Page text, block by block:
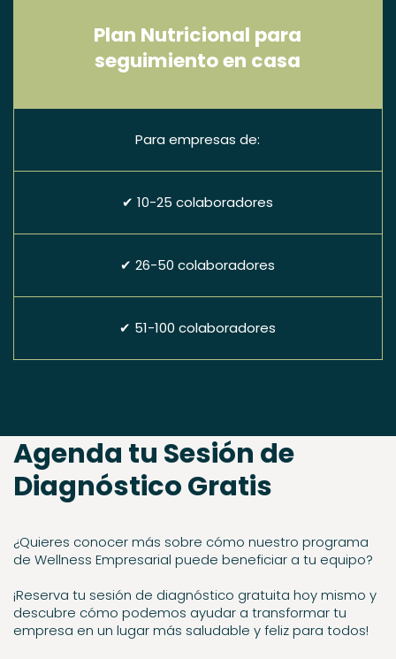
Plan Nutricional para
seguimiento en casa
Para empresas de:
✔ 10-25 colaboradores
✔ 26-50 colaboradores
✔ 51-100 colaboradores
Agenda tu Sesión de
Diagnóstico Gratis
¿Quieres conocer más sobre cómo nuestro programa
de Wellness Empresarial puede beneficiar a tu equipo?
¡Reserva tu sesión de diagnóstico gratuita hoy mismo y
descubre cómo podemos ayudar a transformar tu
empresa en un lugar más saludable y feliz para todos!